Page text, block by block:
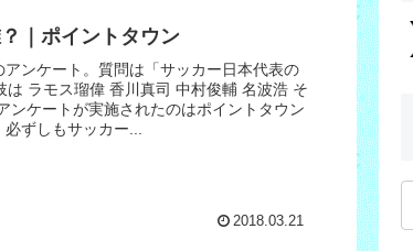
｜ポイントタウン
ンケート。質問は「サッカー日本代表の
は ラモス瑠偉 香川真司 中村俊輔 名波浩 そ
ンケートが実施されたのはポイントタウン
ずしもサッカー...
2018.03.21